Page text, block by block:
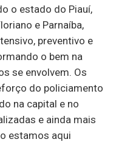
o estado do Piauí,
e Parnaíba,
preventivo e
o bem na
se envolvem. Os
do policiamento
na capital e no
e ainda mais
estamos aqui